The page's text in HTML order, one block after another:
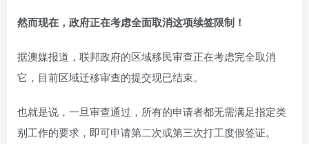
然而现在，政府正在考虑全面取消这项续签限制！
据澳媒报道，联邦政府的区域移民审查正在考虑完全取消
它，目前区域迁移审查的提交现已结束。
也就是说，一旦审查通过，所有的申请者都无需满足指定类
别工作的要求，即可申请第二次或第三次打工度假签证。